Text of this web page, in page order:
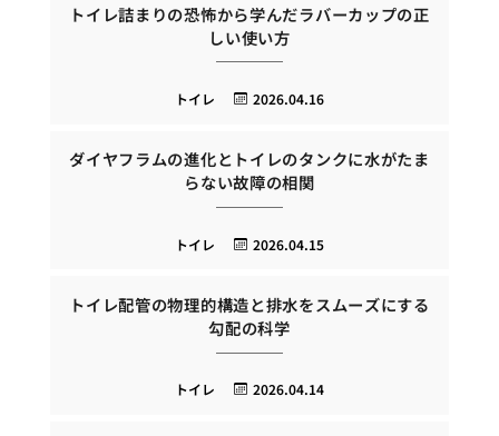
トイレ詰まりの恐怖から学んだラバーカップの正
しい使い方
2026.04.16
トイレ
ダイヤフラムの進化とトイレのタンクに水がたま
らない故障の相関
2026.04.15
トイレ
トイレ配管の物理的構造と排水をスムーズにする
勾配の科学
2026.04.14
トイレ